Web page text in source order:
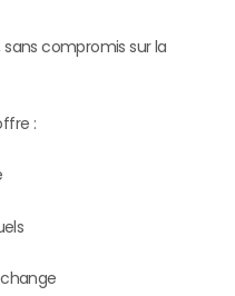
compromis sur la
: